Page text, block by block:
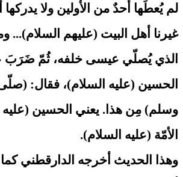
لم يُعطَها أحدٌ من الأولين ولا
غيرنا أهل البيت (عليهم السلام)...
الذي يُصلّي عيسى خلفه، ثُمّ
الحسين (عليه السلام)، فقال: (صلّى
وسلم) مِن هذا. يعني الحسين
الأمّة (عليه السلام).
وهذا الحديث أخرجه الدارقطني